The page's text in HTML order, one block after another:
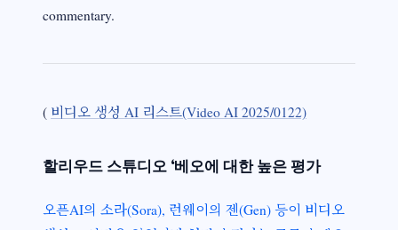
commentary.
( 비디오 생성 AI 리스트(Video AI 2025/0122)
할리우드 스튜디오 ‘베오에 대한 높은 평가
오픈AI의 소라(Sora), 런웨이의 젠(Gen) 등이 비디오